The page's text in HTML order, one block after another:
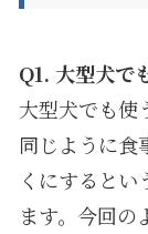
Q1. 大型犬で
大型犬でも使
同じように食
くにすると
ます。今回の